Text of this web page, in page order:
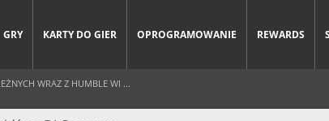
GRY KARTY DO GIER OPROGRAMOWANIE REWARDS
WRAZ Z HUMBLE WI ...